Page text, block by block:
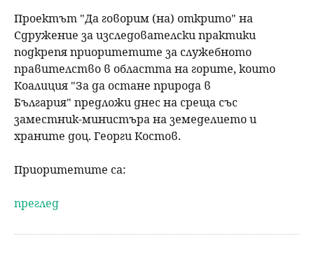
Проектът "Да говорим (на) открито" на
Сдружение за изследователски практики
подкрепя приоритетите за служебното
правителство в областта на горите, които
Коалиция "За да остане природа в
България" предложи днес на среща със
заместник-министъра на земеделието и
храните доц. Георги Костов.
Приоритетите са:
преглед